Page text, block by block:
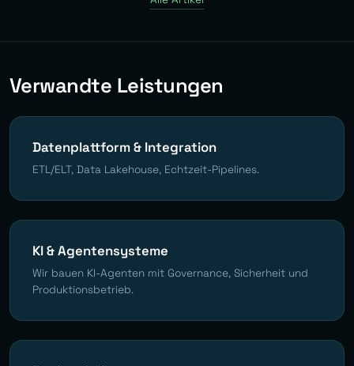
Verwandte Leistungen
Datenplattform & Integration
ETL/ELT, Data Lakehouse, Echtzeit-Pipelines.
KI & Agentensysteme
Wir bauen KI-Agenten mit Governance, Sicherheit und
Produktionsbetrieb.